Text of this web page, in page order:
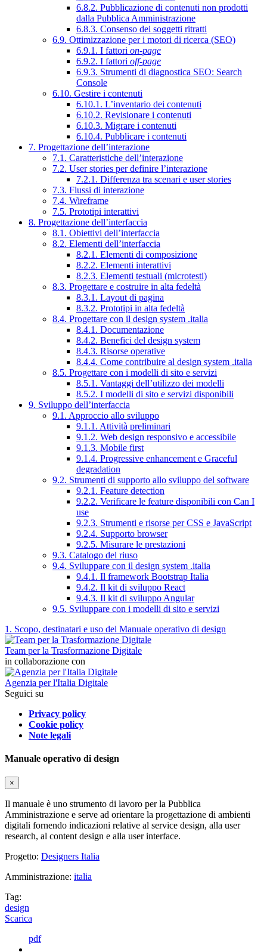
6.8.2. Pubblicazione di contenuti non prodotti
dalla Pubblica Amministrazione
6.8.3. Consenso dei soggetti ritratti
6.9. Ottimizzazione per i motori di ricerca (SEO)
6.9.1. I fattori on-page
6.9.2. I fattori off-page
6.9.3. Strumenti di diagnostica SEO: Search
Console
6.10. Gestire i contenuti
6.10.1. L’inventario dei contenuti
6.10.2. Revisionare i contenuti
6.10.3. Migrare i contenuti
6.10.4. Pubblicare i contenuti
7. Progettazione dell’interazione
7.1. Caratteristiche dell’interazione
7.2. User stories per definire l’interazione
7.2.1. Differenza tra scenari e user stories
7.3. Flussi di interazione
7.4. Wireframe
7.5. Prototipi interattivi
8. Progettazione dell’interfaccia
8.1. Obiettivi dell’interfaccia
8.2. Elementi dell’interfaccia
8.2.1. Elementi di composizione
8.2.2. Elementi interattivi
8.2.3. Elementi testuali (microtesti)
8.3. Progettare e costruire in alta fedeltà
8.3.1. Layout di pagina
8.3.2. Prototipi in alta fedeltà
8.4. Progettare con il design system .italia
8.4.1. Documentazione
8.4.2. Benefici del design system
8.4.3. Risorse operative
8.4.4. Come contribuire al design system .italia
8.5. Progettare con i modelli di sito e servizi
8.5.1. Vantaggi dell’utilizzo dei modelli
8.5.2. I modelli di sito e servizi disponibili
9. Sviluppo dell’interfaccia
9.1. Approccio allo sviluppo
9.1.1. Attività preliminari
9.1.2. Web design responsivo e accessibile
9.1.3. Mobile first
9.1.4. Progressive enhancement e Graceful
degradation
9.2. Strumenti di supporto allo sviluppo del software
9.2.1. Feature detection
9.2.2. Verificare le feature disponibili con Can I
use
9.2.3. Strumenti e risorse per CSS e JavaScript
9.2.4. Supporto browser
9.2.5. Misurare le prestazioni
9.3. Catalogo del riuso
9.4. Sviluppare con il design system .italia
9.4.1. Il framework Bootstrap Italia
9.4.2. Il kit di sviluppo React
9.4.3. Il kit di sviluppo Angular
9.5. Sviluppare con i modelli di sito e servizi
1. Scopo, destinatari e uso del Manuale operativo di design
Team per la Trasformazione Digitale
in collaborazione con
Agenzia per l'Italia Digitale
Seguici su
Privacy policy
Cookie policy
Note legali
Manuale operativo di design
×
Il manuale è uno strumento di lavoro per la Pubblica
Amministrazione e serve ad orientare la progettazione di ambienti
digitali fornendo indicazioni relative al service design, alla user
research, al content design e alla user interface.
Progetto: Designers Italia
Amministrazione: italia
Tag:
design
Scarica
pdf